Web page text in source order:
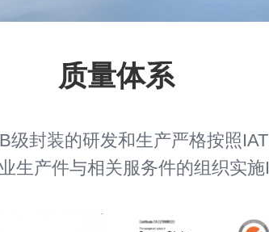
质量体系
封装的研发和生产严格按照
产件与相关服务件的组织实施